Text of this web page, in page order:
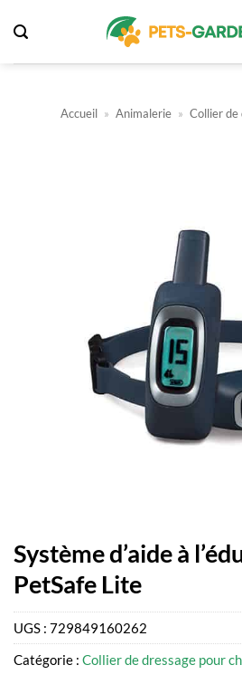
au
contenu
Accueil » Animalerie » Collier de
Système d’aide à
PetSafe Lite
UGS : 729849160262
Catégorie : Collier de dressage pour